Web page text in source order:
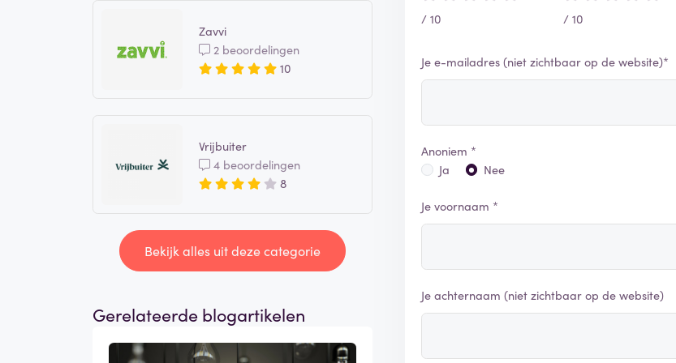
Zavvi
2 beoordelingen
10
Vrijbuiter
4 beoordelingen
8
Bekijk alles uit deze categorie
Gerelateerde blogartikelen
/ 10 / 10
Je e-mailadres (niet zichtbaar op de website)*
Anoniem *
Ja
Nee
Je voornaam *
Je achternaam (niet zichtbaar op de website)